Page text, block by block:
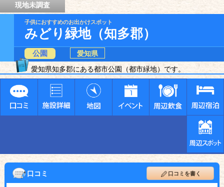
現地未調査
子供におすすめのお出かけスポット
みどり緑地（知多郡）
公園
愛知県
愛知県知多郡にある都市公園（都市緑地）です。
口コミ 口コミを書く